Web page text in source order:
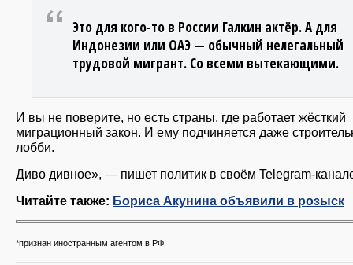
Это для кого-то в России Галкин актёр. А для
Индонезии или ОАЭ — обычный нелегальный
трудовой мигрант. Со всеми вытекающими.
И вы не поверите, но есть страны, где работает жёсткий
миграционный закон. И ему подчиняется даже
лобби.
Диво дивное», — пишет политик в своём Telegram-
Читайте также: Бориса Акунина объявили в розыск
*признан иностранным агентом в РФ